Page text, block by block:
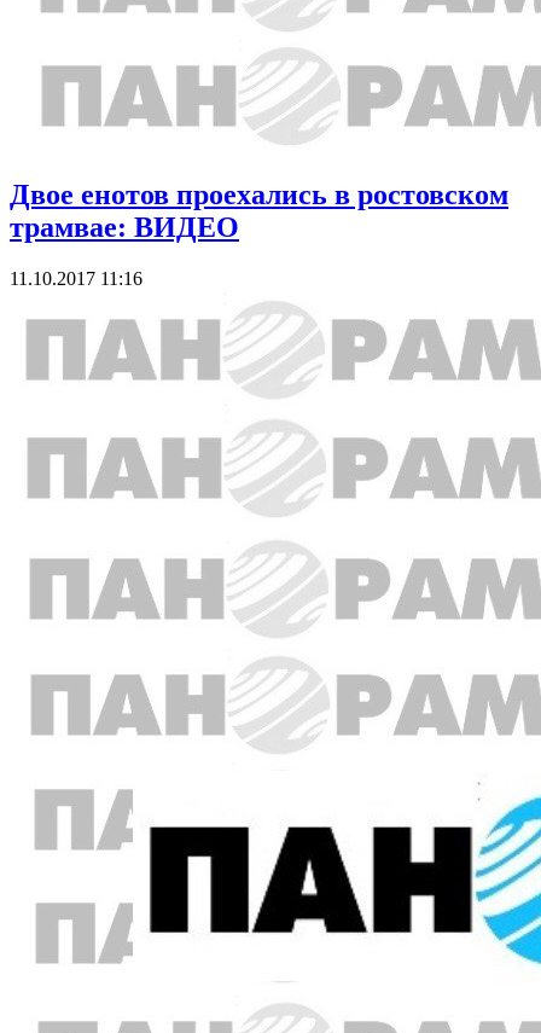
Двое енотов проехались в ростовском
трамвае: ВИДЕО
11.10.2017 11:16